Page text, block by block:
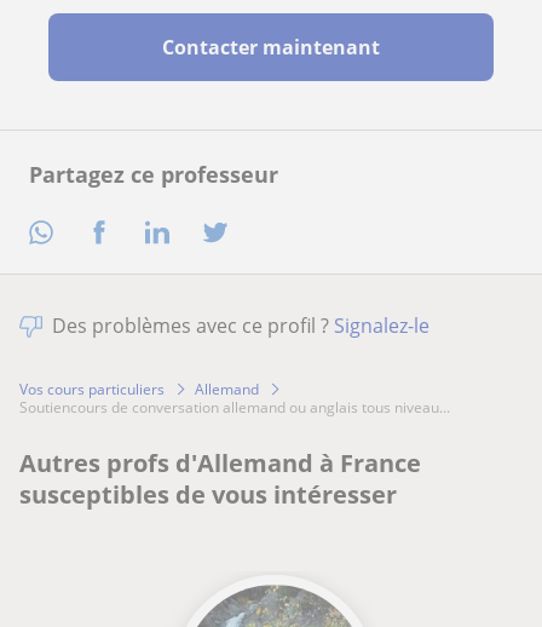
Partagez ce professeur
Contacter maintenant
Des problèmes avec ce profil ? Signalez-le
Vos cours particuliers
Allemand
soutiencours de conversation allemand ou anglais tous niveau...
Autres profs d'Allemand à France
susceptibles de vous intéresser